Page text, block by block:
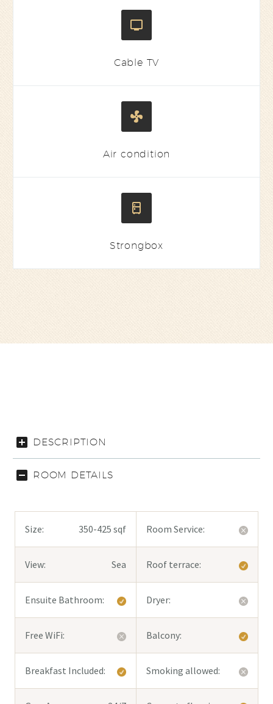


Cable TV


Air condition


Strongbox
DESCRIPTION
ROOM DETAILS
Size: 350-425 sqf Room Service:
View: Sea Roof terrace:
Ensuite Bathroom: Dryer:
Free WiFi: Balcony:
Breakfast Included: Smoking allowed: